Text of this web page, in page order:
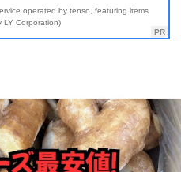
operated by tenso, featuring items
LY Corporation)